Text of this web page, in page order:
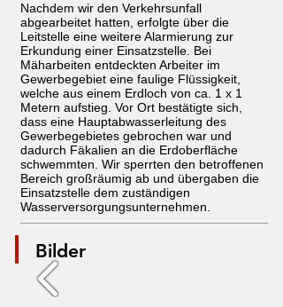
Nachdem wir den Verkehrsunfall
abgearbeitet hatten, erfolgte über die
Leitstelle eine weitere Alarmierung zur
Erkundung einer Einsatzstelle. Bei
Mäharbeiten entdeckten Arbeiter im
Gewerbegebiet eine faulige Flüssigkeit,
welche aus einem Erdloch von ca. 1 x 1
Metern aufstieg. Vor Ort bestätigte sich,
dass eine Hauptabwasserleitung des
Gewerbegebietes gebrochen war und
dadurch Fäkalien an die Erdoberfläche
schwemmten. Wir sperrten den betroffenen
Bereich großräumig ab und übergaben die
Einsatzstelle dem zuständigen
Wasserversorgungsunternehmen.
Bilder